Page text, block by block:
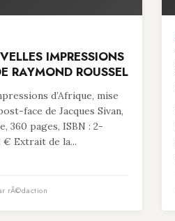
IMPRESSIONS
RAYMOND ROUSSEL
d’Afrique, mise
face de Jacques Sivan,
360 pages, ISBN : 2-
€ Extrait de la...
rÃ©daction